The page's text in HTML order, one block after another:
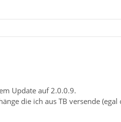
Update auf 2.0.0.9.
die ich aus TB versende